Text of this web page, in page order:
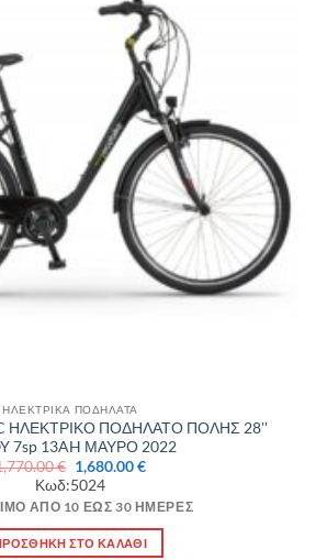
ΗΛΕΚΤΡΙΚΑ ΠΟΔΗΛΑΤΑ
ΗΛΕΚΤΡΙΚΟ ΠΟΔΗΛΑΤΟ ΠΟΛΗΣ 28''
7sp 13AH ΜΑΥΡΟ 2022
€ Original
price
was:
1,770.00 €.
1,680.00€Η
είναι:
Κωδ:5024
ΑΠΌ 10 ΈΩΣ 30 ΗΜΈΡΕΣ
ΣΤΟ ΚΑΛΆΘΙ